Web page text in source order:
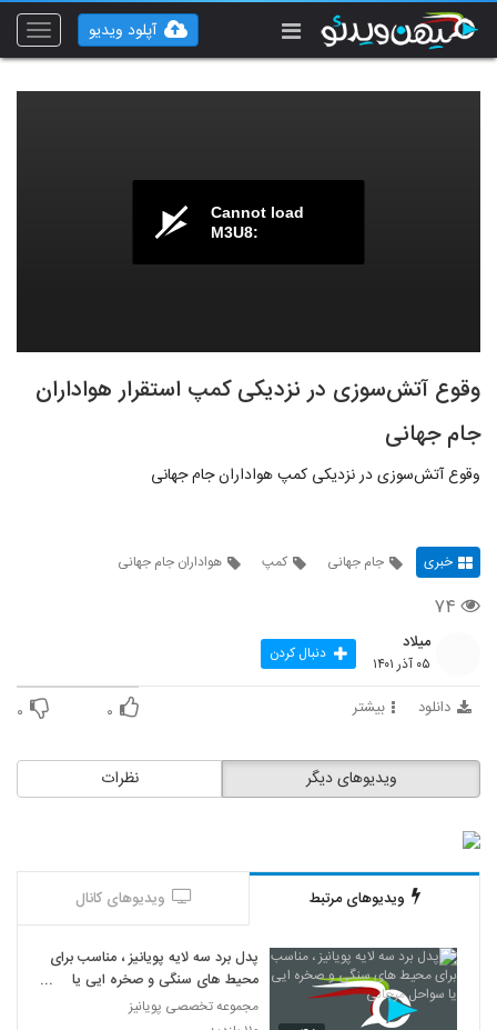
Toggle
آپلود ویدیو
Cannot load
M3U8:
وقوع آتش‌سوزی در نزدیکی کمپ استقرار هواداران
جام جهانی
وقوع آتش‌سوزی در نزدیکی کمپ هواداران جام جهانی
خبری جام جهانی کمپ هواداران جام جهانی
۷۴
میلاد
۰۵ آذر ۱۴۰۱ دنبال کردن
دانلود بیشتر ۰ ۰
نظرات ویدیوهای دیگر
ویدیوهای مرتبط ویدیوهای کانال
پدل برد سه لایه پویانیز ، مناسب برای
محیط های سنگی و صخره ایی یا
سواحل مرجانی
مجموعه تخصصی پویانیز